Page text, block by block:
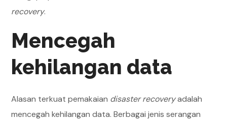
recovery.
Mencegah
kehilangan data
Alasan terkuat pemakaian disaster recoveryadalah
mencegah kehilangan data. Berbagai jenis serangan